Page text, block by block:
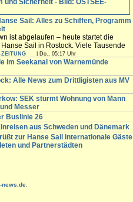
Sail: Alles zu Schiffen, Programm
ist abgelaufen – heute startet die
Sail in Rostock. Viele Tausende
in den nächsten Tagen erwartet und
die maritimen Angebote in der
ZEITUNG | Do., 05:17 Uhr
im Seekanal von Warnemünde
Alle News zum Drittligisten aus MV
SEK stürmt Wohnung von Mann
Messer
Buslinie 26
aus Schweden und Dänemark
zur Hanse Sail internationale Gäste
und Partnerstädten
news.de